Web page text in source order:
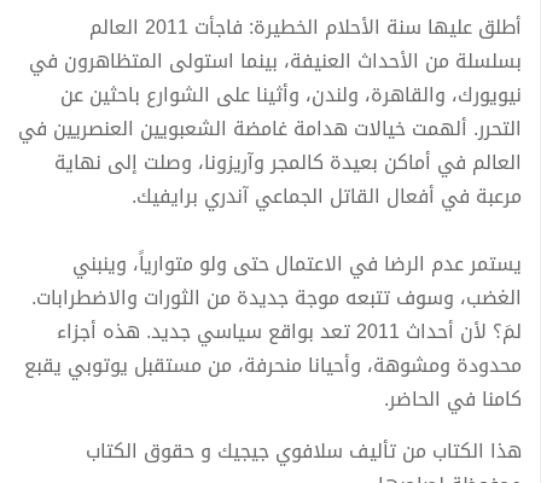
أطلق عليها سنة الأحلام الخطيرة: فاجأت 2011 العالم
بسلسلة من الأحداث العنيفة، بينما استولى المتظاهرون في
نيويورك، والقاهرة، ولندن، وأثينا على الشوارع باحثين عن
التحرر. ألهمت خيالات هدامة غامضة الشعبويين العنصريين في
العالم في أماكن بعيدة كالمجر وآريزونا، وصلت إلى نهاية
مرعبة في أفعال القاتل الجماعي آندري برايفيك.
يستمر عدم الرضا في الاعتمال حتى ولو متوارياً، وينبني
الغضب، وسوف تتبعه موجة جديدة من الثورات والاضطرابات.
لمَ؟ لأن أحداث 2011 تعد بواقع سياسي جديد. هذه أجزاء
محدودة ومشوهة، وأحيانا منحرفة، من مستقبل يوتوبي يقبع
كامنا في الحاضر.
هذا الكتاب من تأليف سلافوي جيجيك و حقوق الكتاب